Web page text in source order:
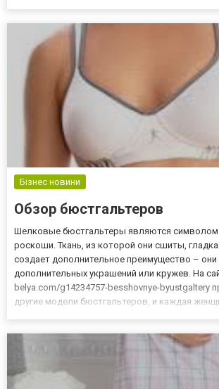
и стильная....
Бізнес новини
Обзор бюстгальтеров
Шелковые бюстгальтеры являются символом
роскоши. Ткань, из которой они сшиты,
создает дополнительное преимущество –
дополнительных украшений или кружев. На
belya.com/g14234757-besshovnye-byustgaltery
другие модели бюстгальтеров, и каждая